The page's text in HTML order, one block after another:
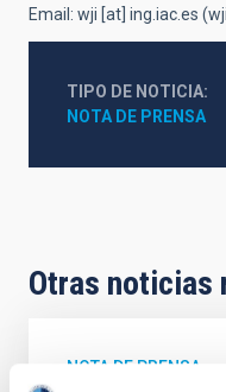
Email: wji [at] ing.iac.es
TIPO DE NOTICIA
NOTA DE PRENSA
Otras noticias
NOTA DE PRENSA